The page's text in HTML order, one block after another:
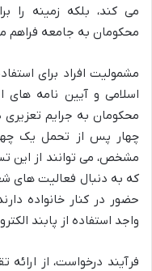
می کند، بلکه زمینه را
محکومان به جامعه فراهم
مشمولیت افراد برای
اسلامی و آیین نامه
محکومان به جرایم
چهار پس از تحمل یک
مشخص، می توانند از این
که به دنبال فعالیت های
حضور در کنار خانواده
واجد استفاده از پابند
فرآیند درخواست، از ارائه